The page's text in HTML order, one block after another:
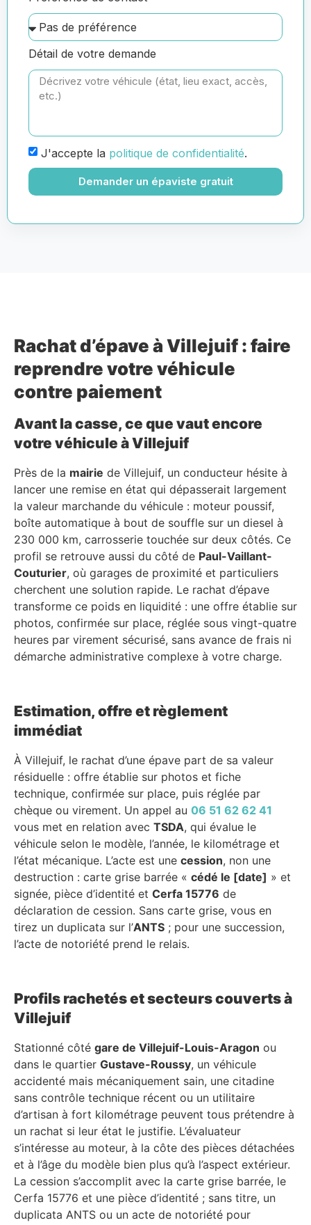
Détail de votre demande
J'accepte la politique de confidentialité.
Demander un épaviste gratuit
Rachat d’épave à Villejuif : faire
reprendre votre véhicule
contre paiement
Avant la casse, ce que vaut encore
votre véhicule à Villejuif
Près de la mairie de Villejuif, un conducteur hésite à
lancer une remise en état qui dépasserait largement
la valeur marchande du véhicule : moteur poussif,
boîte automatique à bout de souffle sur un diesel à
230 000 km, carrosserie touchée sur deux côtés. Ce
profil se retrouve aussi du côté de Paul-Vaillant-
Couturier, où garages de proximité et particuliers
cherchent une solution rapide. Le rachat d’épave
transforme ce poids en liquidité : une offre établie sur
photos, confirmée sur place, réglée sous vingt-quatre
heures par virement sécurisé, sans avance de frais ni
démarche administrative complexe à votre charge.
Estimation, offre et règlement
immédiat
À Villejuif, le rachat d’une épave part de sa valeur
résiduelle : offre établie sur photos et fiche
technique, confirmée sur place, puis réglée par
chèque ou virement. Un appel au 06 51 62 62 41
vous met en relation avec TSDA, qui évalue le
véhicule selon le modèle, l’année, le kilométrage et
l’état mécanique. L’acte est une cession, non une
destruction : carte grise barrée « cédé le [date] » et
signée, pièce d’identité et Cerfa 15776 de
déclaration de cession. Sans carte grise, vous en
tirez un duplicata sur l’ANTS ; pour une succession,
l’acte de notoriété prend le relais.
Profils rachetés et secteurs couverts à
Villejuif
Stationné côté gare de Villejuif-Louis-Aragon ou
dans le quartier Gustave-Roussy, un véhicule
accidenté mais mécaniquement sain, une citadine
sans contrôle technique récent ou un utilitaire
d’artisan à fort kilométrage peuvent tous prétendre à
un rachat si leur état le justifie. L’évaluateur
s’intéresse au moteur, à la côte des pièces détachées
et à l’âge du modèle bien plus qu’à l’aspect extérieur.
La cession s’accomplit avec la carte grise barrée, le
Cerfa 15776 et une pièce d’identité ; sans titre, un
duplicata ANTS ou un acte de notoriété pour